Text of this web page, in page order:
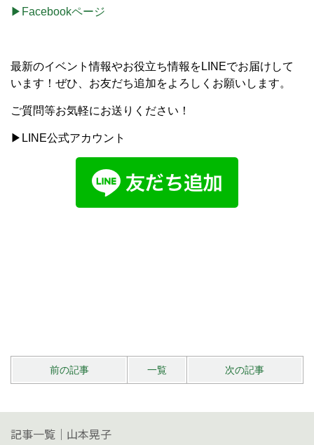
▶Facebookページ
最新のイベント情報やお役立ち情報をLINEでお届けして
います！ぜひ、お友だち追加をよろしくお願いします。
ご質問等お気軽にお送りください！
▶LINE公式アカウント
前の記事 一覧 次の記事
記事一覧｜山本晃子